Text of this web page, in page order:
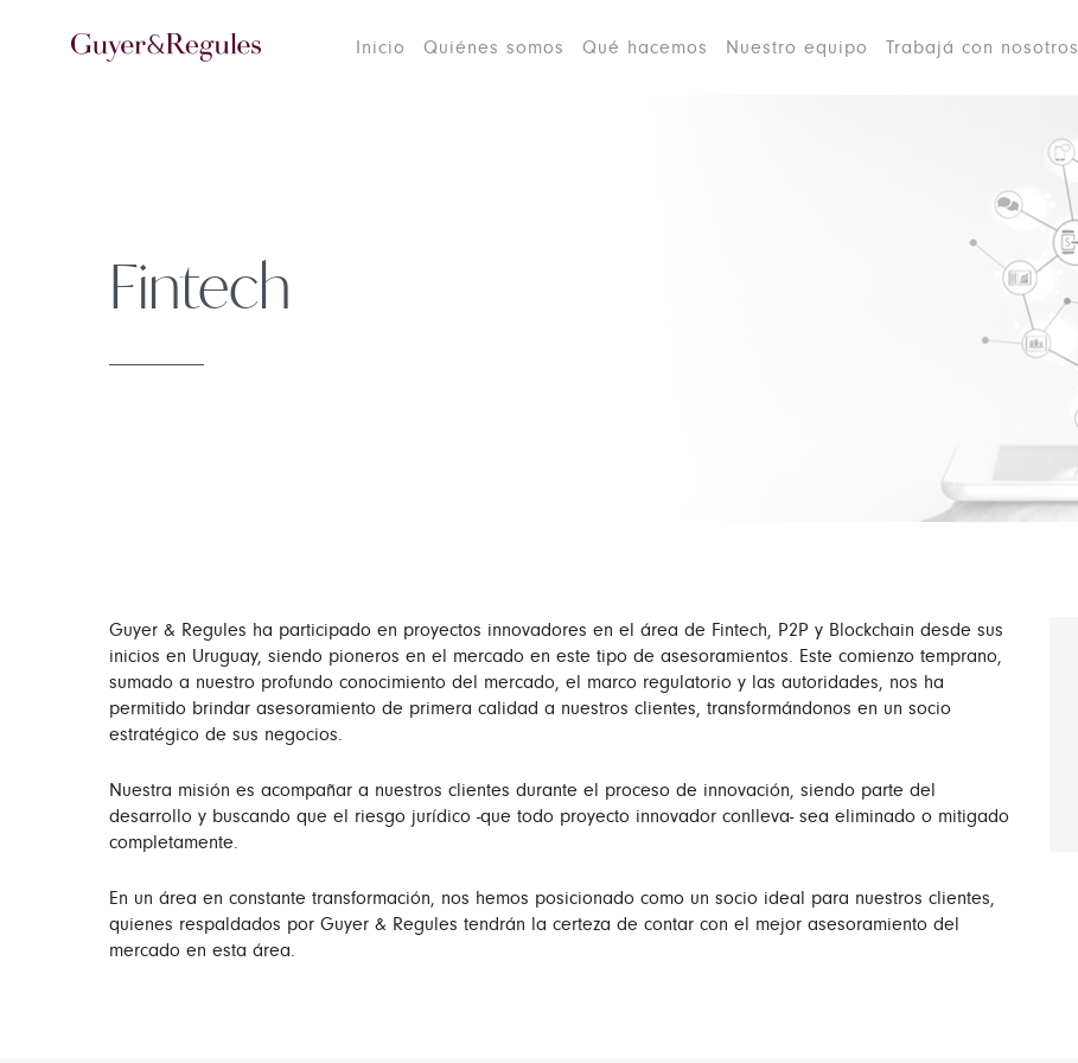
Inicio Quiénes somos Qué hacemos Nuestro equipo Trabajá con nosotros
Fintech
Guyer & Regules ha participado en proyectos innovadores en el área de Fintech, P2P y Blockchain desde sus
inicios en Uruguay, siendo pioneros en el mercado en este tipo de asesoramientos. Este comienzo temprano,
sumado a nuestro profundo conocimiento del mercado, el marco regulatorio y las autoridades, nos ha
permitido brindar asesoramiento de primera calidad a nuestros clientes, transformándonos en un socio
estratégico de sus negocios.
Nuestra misión es acompañar a nuestros clientes durante el proceso de innovación, siendo parte del
desarrollo y buscando que el riesgo jurídico -que todo proyecto innovador conlleva- sea eliminado o mitigado
completamente.
En un área en constante transformación, nos hemos posicionado como un socio ideal para nuestros clientes,
quienes respaldados por Guyer & Regules tendrán la certeza de contar con el mejor asesoramiento del
mercado en esta área.